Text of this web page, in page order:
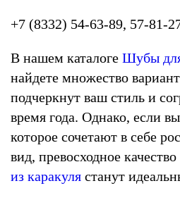
+7 (8332) 54-63-89, 57-81-
В нашем каталоге Шубы
найдете множество
подчеркнут ваш стиль и
время года. Однако, если
которое сочетают в себе
вид, превосходное
из каракуля станут